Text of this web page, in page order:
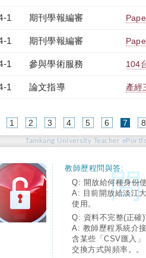
1 期刊學報編審
1 期刊學報編審
1 參與學術服務 104
1 論文指導 產經
1 2 3 4 5 6 7 8
Tamkang University Teacher
教師歷程問與答:
Q: 開放給何種身份
A: 目前開放給淡江
使用。
Q: 資料不完整(正確
A: 教師歷程系統介
含某些「CSV匯入
交換方式與頻率。。